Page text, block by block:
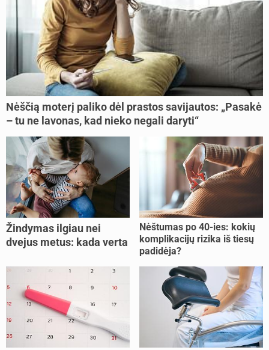
Nėščią moterį paliko dėl prastos savijautos: „Pasakė
– tu ne lavonas, kad nieko negali daryti“
Žindymas ilgiau nei
dvejus metus: kada verta
nujunkyti?
Nėštumas po 40-ies: kokių
komplikacijų rizika iš tiesų
padidėja?